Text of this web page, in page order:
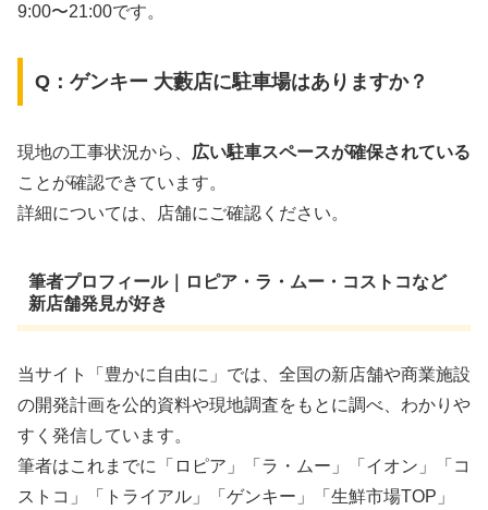
9:00〜21:00です。
Q：ゲンキー 大藪店に駐車場はありますか？
現地の工事状況から、 広い駐車スペースが確保されている
ことが確認できています。
詳細については、店舗にご確認ください。
筆者プロフィール｜ロピア・ラ・ムー・コストコなど
新店舗発見が好き
当サイト「豊かに自由に」では、全国の新店舗や商業施設
の開発計画を公的資料や現地調査をもとに調べ、わかりや
すく発信しています。
筆者はこれまでに「ロピア」「ラ・ムー」「イオン」「コ
ストコ」「トライアル」「ゲンキー」「生鮮市場TOP」